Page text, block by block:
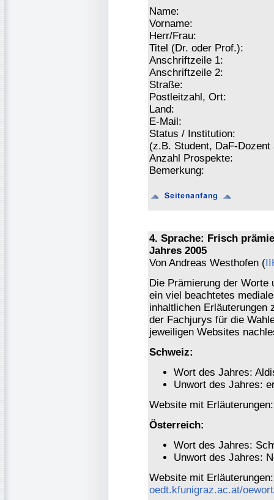
Name:
Vorname:
Herr/Frau:
Titel (Dr. oder Prof.):
Anschriftzeile 1:
Anschriftzeile 2:
Straße:
Postleitzahl, Ort:
Land:
E-Mail:
Status / Institution:
(z.B. Student, DaF-Dozent
Anzahl Prospekte:
Bemerkung:
4. Sprache: Frisch
Jahres 2005
Von Andreas Westhofen (
Die Prämierung der
ein viel beachtetes
inhaltlichen Erläuterungen
der Fachjurys für die
jeweiligen Websites
Schweiz:
Wort des Jahres:
Unwort des Jahres:
Website mit
Österreich:
Wort des Jahres:
Unwort des Jahres:
Website mit
oedt.kfunigraz.ac.at/